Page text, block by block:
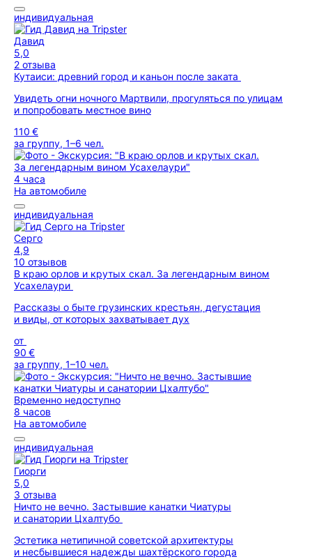
индивидуальная
Давид
5,0
2 отзыва
Кутаиси: древний город и каньон после заката
Увидеть огни ночного Мартвили, прогуляться по улицам
и попробовать местное вино
110 €
за группу, 1–6 чел.
4 часа
На автомобиле
индивидуальная
Серго
4,9
10 отзывов
В краю орлов и крутых скал. За легендарным вином
Усахелаури
Рассказы о быте грузинских крестьян, дегустация
и виды, от которых захватывает дух
от
90 €
за группу, 1–10 чел.
Временно недоступно
8 часов
На автомобиле
индивидуальная
Гиорги
5,0
3 отзыва
Ничто не вечно. Застывшие канатки Чиатуры
и санатории Цхалтубо
Эстетика нетипичной советской архитектуры
и несбывшиеся надежды шахтёрского города